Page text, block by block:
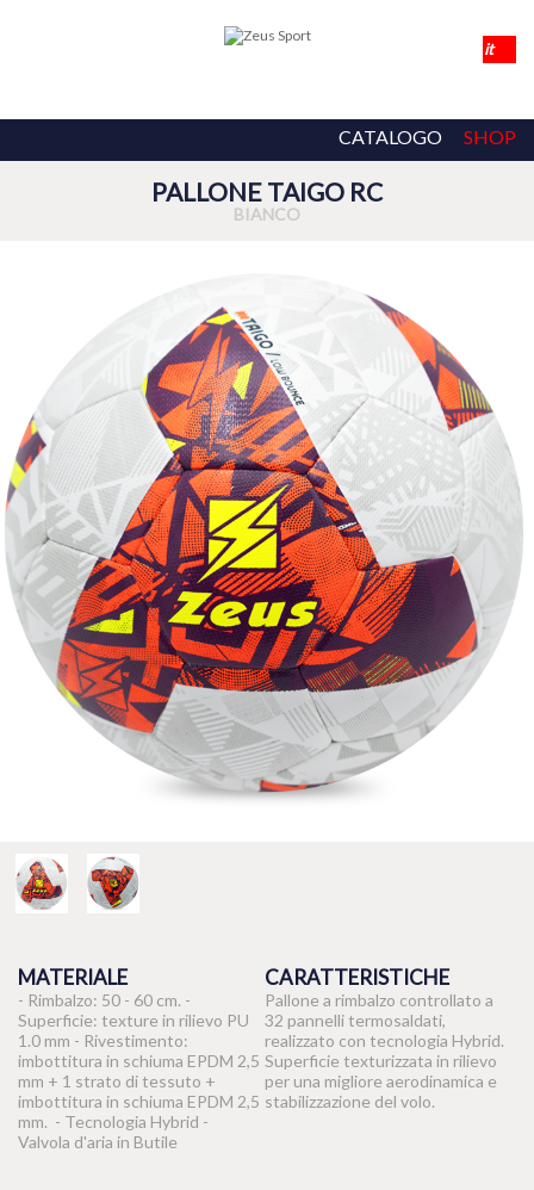
CATALOGO SHOP
PALLONE TAIGO RC
BIANCO
MATERIALE
- Rimbalzo: 50 - 60 cm. -
Superficie: texture in rilievo PU
1.0 mm - Rivestimento:
imbottitura in schiuma EPDM 2,5
mm + 1 strato di tessuto +
imbottitura in schiuma EPDM 2,5
mm. - Tecnologia Hybrid -
Valvola d'aria in Butile
CARATTERISTICHE
Pallone a rimbalzo controllato a
32 pannelli termosaldati,
realizzato con tecnologia Hybrid.
Superficie texturizzata in rilievo
per una migliore aerodinamica e
stabilizzazione del volo.